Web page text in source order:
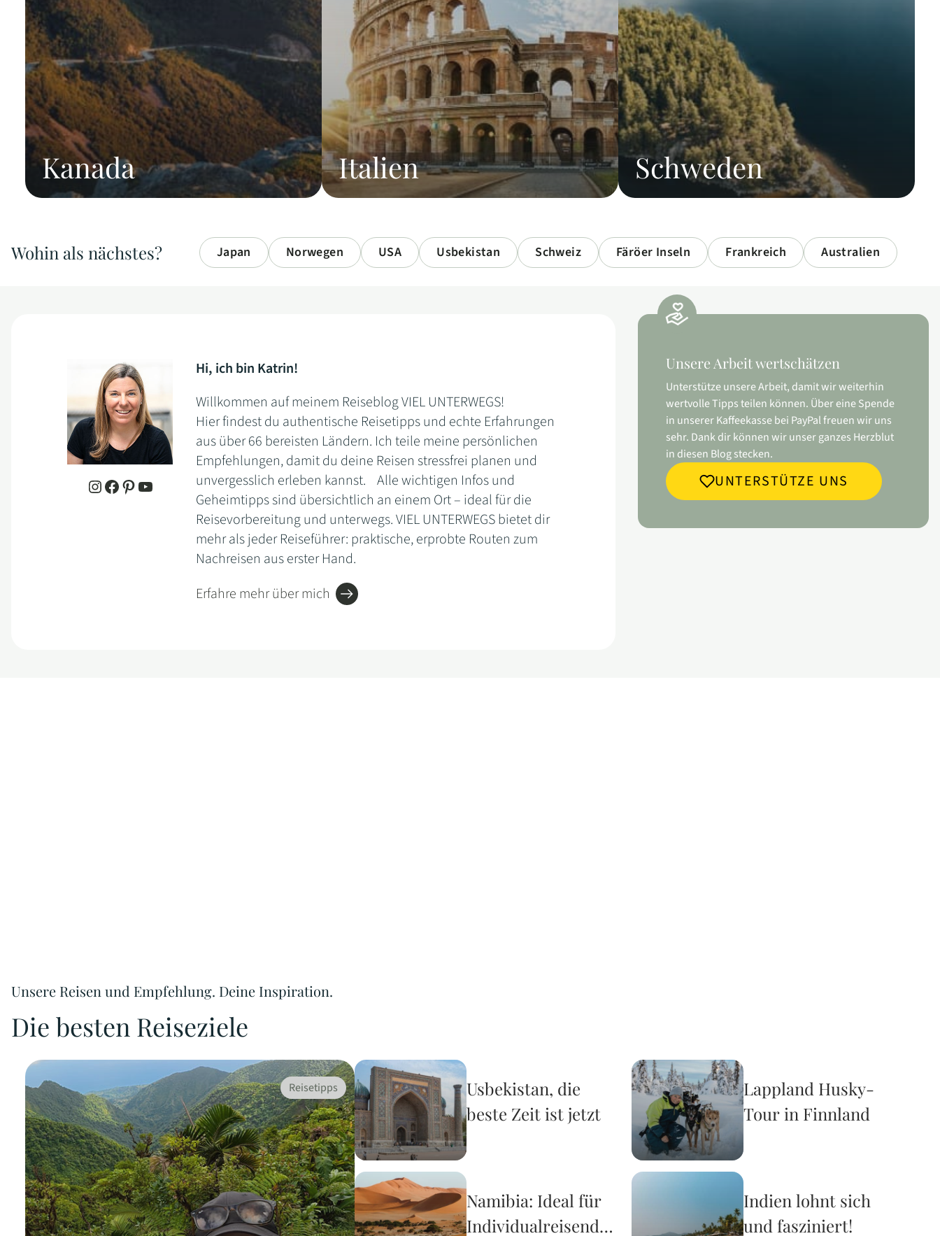
Kanada Italien Schweden
Wohin als nächstes? Japan Norwegen USA Usbekistan Schweiz Färöer Inseln Frankreich Australien
Instagram Facebook Pinterest YouTube
Hi, ich bin Katrin!
Willkommen auf meinem Reiseblog VIEL UNTERWEGS!
Hier findest du authentische Reisetipps und echte Erfahrungen
aus über 66 bereisten Ländern. Ich teile meine persönlichen
Empfehlungen, damit du deine Reisen stressfrei planen und
unvergesslich erleben kannst. Alle wichtigen Infos und
Geheimtipps sind übersichtlich an einem Ort – ideal für die
Reisevorbereitung und unterwegs. VIEL UNTERWEGS bietet dir
mehr als jeder Reiseführer: praktische, erprobte Routen zum
Nachreisen aus erster Hand.
Erfahre mehr über mich
Unsere Arbeit wertschätzen
Unterstütze unsere Arbeit, damit wir weiterhin
wertvolle Tipps teilen können. Über eine Spende
in unserer Kaffeekasse bei PayPal freuen wir uns
sehr. Dank dir können wir unser ganzes Herzblut
in diesen Blog stecken.
UNTERSTÜTZE UNS
Unsere Reisen und Empfehlung. Deine Inspiration.
Die besten Reiseziele
Reisetipps
Usbekistan, die
beste Zeit ist jetzt
Lappland Husky-
Tour in Finnland
Namibia: Ideal für
Individualreisende
Indien lohnt sich
und fasziniert!